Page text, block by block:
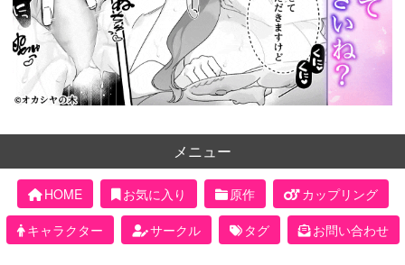
メニュー
HOME お気に入り 原作
カップリング
キャラクター
サークル タグ お問い合わせ